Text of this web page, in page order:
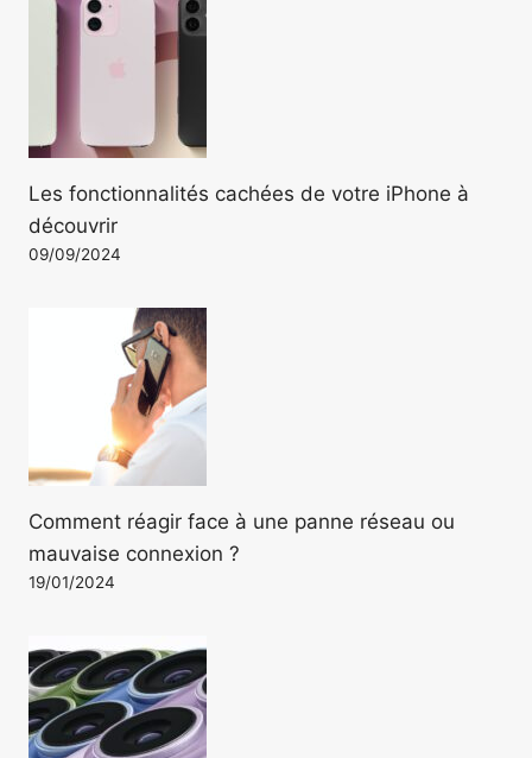
Les fonctionnalités cachées de votre iPhone à
découvrir
09/09/2024
Comment réagir face à une panne réseau ou
mauvaise connexion ?
19/01/2024